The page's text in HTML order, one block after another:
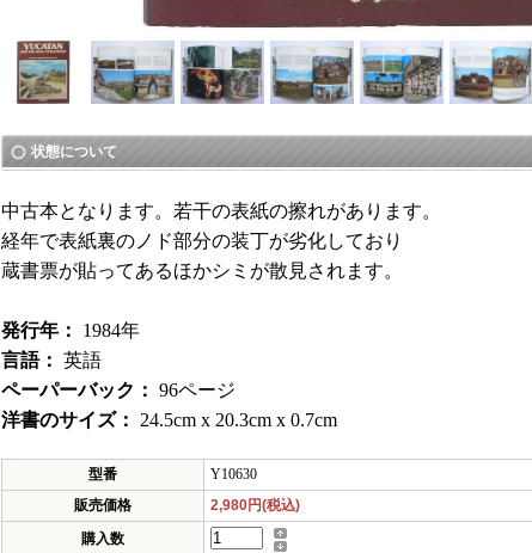
状態について
中古本となります。若干の表紙の擦れがあります。
経年で表紙裏のノド部分の装丁が劣化しており
蔵書票が貼ってあるほかシミが散見されます。
発行年：
1984年
言語： 英語
ペーパーバック： 96ページ
洋書のサイズ：
24.5cm x 20.3cm x 0.7cm
型番
Y10630
販売価格
2,980円(税込)
購入数